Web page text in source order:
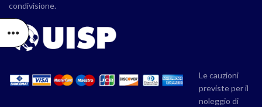
condivisione.
Le cauzioni
previste per il
noleggio di